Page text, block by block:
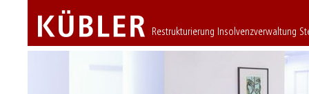
Restrukturierung Insolvenzverwaltung